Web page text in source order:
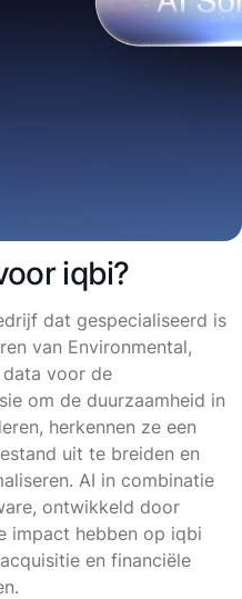
iqbi?
dat gespecialiseerd is
van Environmental,
data voor de
om de duurzaamheid in
herkennen ze een
uit te breiden en
AI in combinatie
ontwikkeld door
impact hebben op iqbi
en financiële